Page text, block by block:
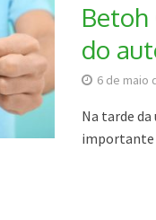
do
6 de maio
Na tarde
importante